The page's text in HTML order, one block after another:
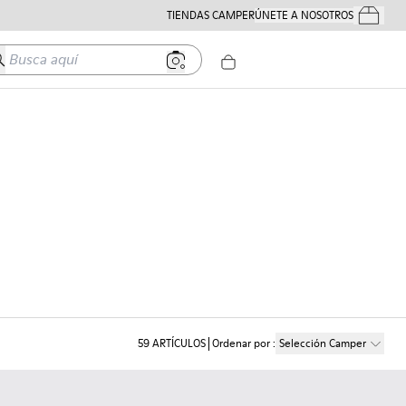
TIENDAS CAMPERÚNETE A NOSOTROSTus
aquí
59ARTÍCULOS Ordenar por: Selección Camper